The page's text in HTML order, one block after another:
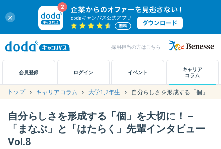
close
会員登録 ログイン イベント
キャリア
コラム
採用担当の方はこちら
キャリアノート
アカウント設定
お問い合わせ
トップ キャリアコラム 大学1,2年生 自分らしさを形成する「個」を大切に！－「まなぶ」と「はたらく」先輩インタビュー Vol.8
自分らしさを形成する「個」を大切に！－
「まなぶ」と「はたらく」先輩インタビュー
Vol.8